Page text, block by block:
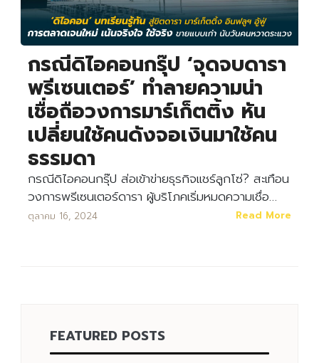
Search
กรณีดิไอคอนกรุ๊ป ‘จุดจบดารา
พรีเซนเตอร์’ ทำลายความน่า
เชื่อถือวงการมาร์เก็ตติ้ง หัน
เปลี่ยนใช้คนดังจอเงินมาใช้คน
ธรรมดา
กรณีดิไอคอนกรุ๊ป ส่อเข้าข่ายธุรกิจแชร์ลูกโซ่? สะเทือน
วงการพรีเซนเตอร์ดารา ผู้บริโภคเริ่มหมดความเชื่อ…
ตุลาคม 16, 2024 Read More
FEATURED POSTS